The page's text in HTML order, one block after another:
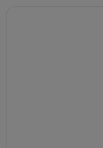
Weitere Infos zu FeWo